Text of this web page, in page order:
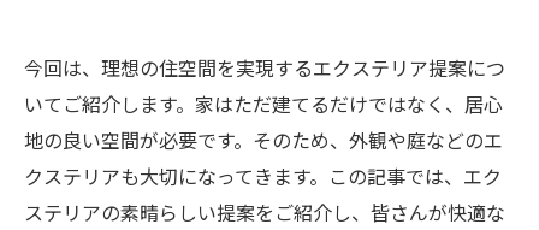
今回は、理想の住空間を実現するエクステリア提案につ
いてご紹介します。家はただ建てるだけではなく、居心
地の良い空間が必要です。そのため、外観や庭などのエ
クステリアも大切になってきます。この記事では、エク
ステリアの素晴らしい提案をご紹介し、皆さんが快適な